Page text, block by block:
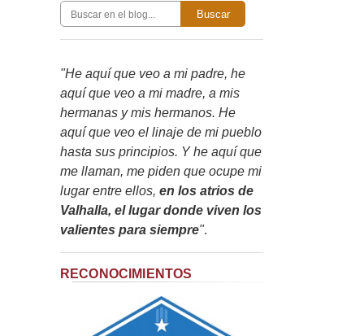
Buscar
"He aquí que veo a mi padre, he
aquí que veo a mi madre, a mis
hermanas y mis hermanos. He
aquí que veo el linaje de mi pueblo
hasta sus principios. Y he aquí que
me llaman, me piden que ocupe mi
lugar entre ellos, en los atrios de
Valhalla, el lugar donde viven los
valientes para siempre".
RECONOCIMIENTOS